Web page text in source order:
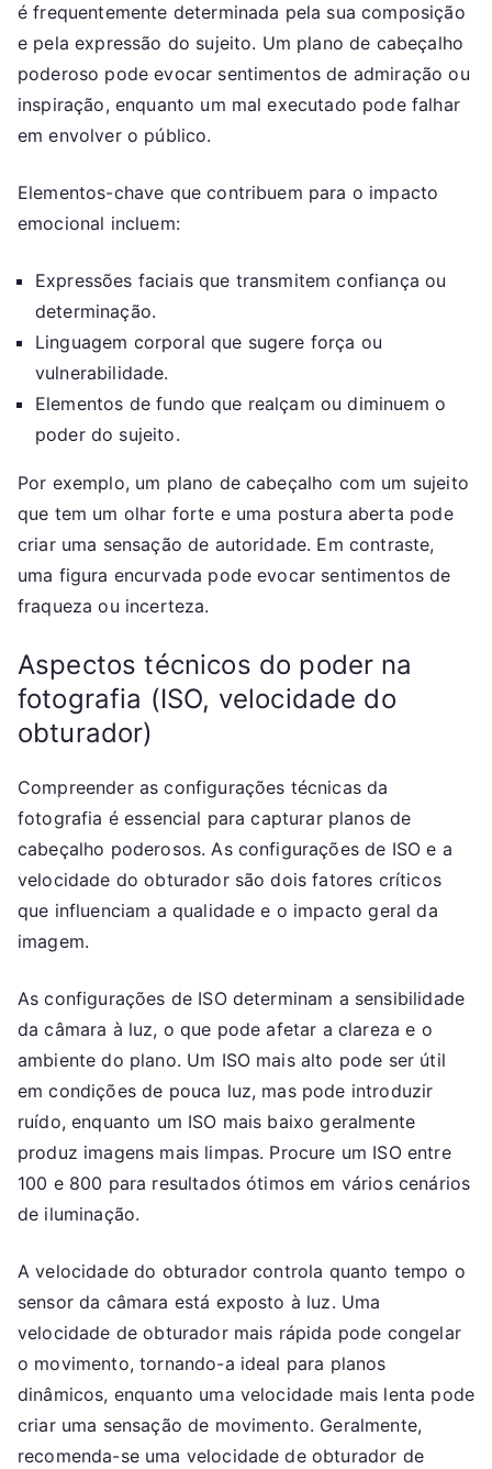
é frequentemente determinada pela sua composição
e pela expressão do sujeito. Um plano de cabeçalho
poderoso pode evocar sentimentos de admiração ou
inspiração, enquanto um mal executado pode falhar
em envolver o público.
Elementos-chave que contribuem para o impacto
emocional incluem:
Expressões faciais que transmitem confiança ou
determinação.
Linguagem corporal que sugere força ou
vulnerabilidade.
Elementos de fundo que realçam ou diminuem o
poder do sujeito.
Por exemplo, um plano de cabeçalho com um sujeito
que tem um olhar forte e uma postura aberta pode
criar uma sensação de autoridade. Em contraste,
uma figura encurvada pode evocar sentimentos de
fraqueza ou incerteza.
Aspectos técnicos do poder na
fotografia (ISO, velocidade do
obturador)
Compreender as configurações técnicas da
fotografia é essencial para capturar planos de
cabeçalho poderosos. As configurações de ISO e a
velocidade do obturador são dois fatores críticos
que influenciam a qualidade e o impacto geral da
imagem.
As configurações de ISO determinam a sensibilidade
da câmara à luz, o que pode afetar a clareza e o
ambiente do plano. Um ISO mais alto pode ser útil
em condições de pouca luz, mas pode introduzir
ruído, enquanto um ISO mais baixo geralmente
produz imagens mais limpas. Procure um ISO entre
100 e 800 para resultados ótimos em vários cenários
de iluminação.
A velocidade do obturador controla quanto tempo o
sensor da câmara está exposto à luz. Uma
velocidade de obturador mais rápida pode congelar
o movimento, tornando-a ideal para planos
dinâmicos, enquanto uma velocidade mais lenta pode
criar uma sensação de movimento. Geralmente,
recomenda-se uma velocidade de obturador de